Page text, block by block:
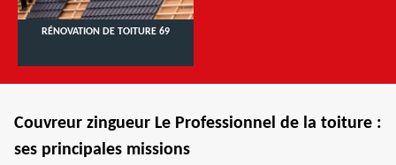
RÉNOVATION DE TOITURE 69
Couvreur zingueur Le Professionnel de la toiture :
ses principales missions